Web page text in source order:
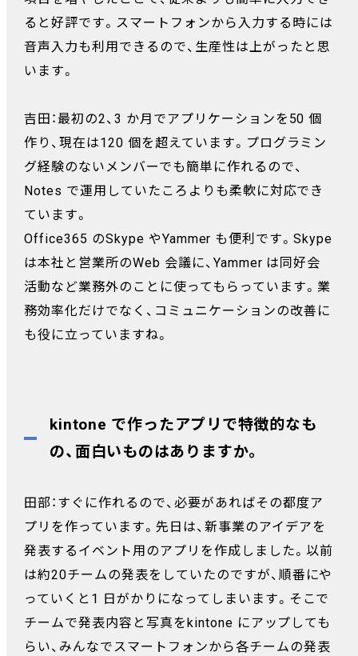
ると好評です。スマートフォンから入力する時には
音声入力も利用できるので、生産性は上がったと思
います。
吉田：最初の2、3 か月でアプリケーションを50 個
作り、現在は120 個を超えています。プログラミン
グ経験のないメンバーでも簡単に作れるので、
Notes で運用していたころよりも柔軟に対応でき
ています。
Office365 のSkype やYammer も便利です。Skype
は本社と営業所のWeb 会議に、Yammer は同好会
活動など業務外のことに使ってもらっています。業
務効率化だけでなく、コミュニケーションの改善に
も役に立っていますね。
kintone で作ったアプリで特徴的なも
の、面白いものはありますか。
田部：すぐに作れるので、必要があればその都度ア
プリを作っています。先日は、新事業のアイデアを
発表するイベント用のアプリを作成しました。以前
は約20チームの発表をしていたのですが、順番にや
っていくと1 日がかりになってしまいます。そこで
チームで発表内容と写真をkintone にアップしても
らい、みんなでスマートフォンから各チームの発表